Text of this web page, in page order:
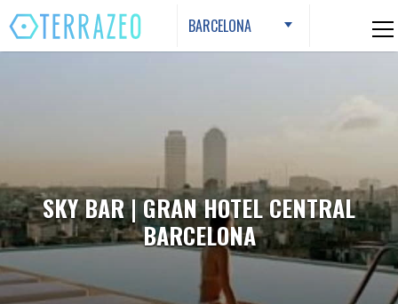
Skip
to
content
BARCELONA
SKY BAR | GRAN HOTEL CENTRAL
BARCELONA